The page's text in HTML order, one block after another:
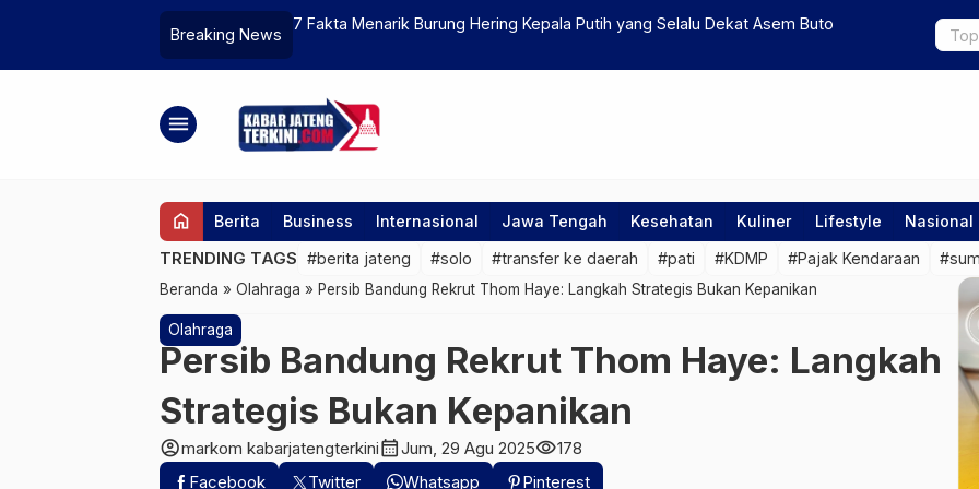
Breaking News
Menkes RI Sebut Campak adalah Penyakit Paling Menular
Jokowi
Keluarga
menu
home Berita Business Internasional Jawa Tengah Kesehatan Kuliner Lifestyle Nasional
TRENDING TAGS #berita jateng #solo #transfer ke daerah #pati #KDMP #Pajak Kendaraan
Beranda » Olahraga » Persib Bandung Rekrut Thom Haye: Langkah Strategis Bukan Kepanikan
Olahraga
Persib Bandung Rekrut Thom Haye: Langkah
Strategis Bukan Kepanikan
account_circlemarkom kabarjatengterkinicalendar_monthJum, 29 Agu 2025visibility178
Facebook
Twitter Whatsapp Pinterest